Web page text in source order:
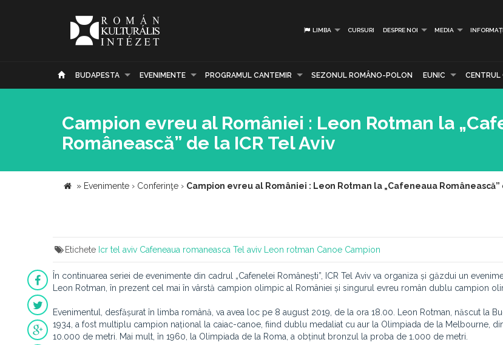
LIMBA CURSURI DESPRE NOI MEDIA
BUDAPESTA EVENIMENTE PROGRAMUL CANTEMIR SEZONUL ROMÂNO-POLON EUNIC CENTRUL
Campion evreu al României : Leon Rotman la
Românească” de la ICR Tel Aviv
» Evenimente › Conferinţe › Campion evreu al României : Leon Rotman la „Cafeneaua Românească”
Etichete Icr tel aviv Cafeneaua romaneasca Tel aviv Leon rotman Canoe Campion
În continuarea seriei de evenimente din cadrul „Cafenelei Românești”, ICR Tel Aviv va organiza și găzdui un
Leon Rotman, în prezent cel mai în vârstă campion olimpic al României și singurul evreu român dublu campion
Evenimentul, desfășurat în limba română, va avea loc pe 8 august 2019, de la ora 18.00. Leon Rotman, născut la
1934, a fost multiplu campion național la caiac-canoe, fiind dublu medaliat cu aur la Olimpiada de la Melbourne,
10.000 de metri. Mai mult, în 1960, la Olimpiada de la Roma, a obținut bronzul la proba de 1.000 de metri.